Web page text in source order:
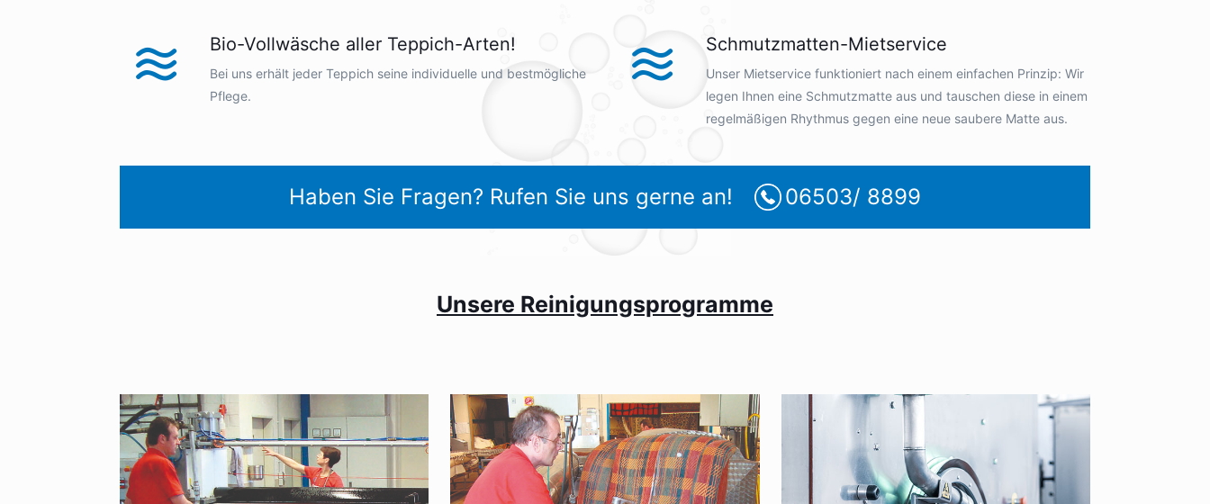
Bio-Vollwäsche aller Teppich-Arten!
Bei uns erhält jeder Teppich seine individuelle und bestmögliche
Pflege.
Schmutzmatten-Mietservice
Unser Mietservice funktioniert nach einem einfachen Prinzip: Wir
legen Ihnen eine Schmutzmatte aus und tauschen diese in einem
regelmäßigen Rhythmus gegen eine neue saubere Matte aus.
Haben Sie Fragen? Rufen Sie uns gerne an! 06503/ 8899
Unsere Reinigungsprogramme